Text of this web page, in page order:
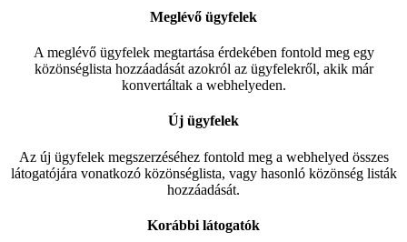
Meglévő ügyfelek
A meglévő ügyfelek megtartása érdekében fontold meg egy
közönséglista hozzáadását azokról az ügyfelekről, akik már
konvertáltak a webhelyeden.
Új ügyfelek
Az új ügyfelek megszerzéséhez fontold meg a webhelyed összes
látogatójára vonatkozó közönséglista, vagy hasonló közönség listák
hozzáadását.
Korábbi látogatók